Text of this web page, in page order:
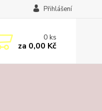
Přihlášení
0ks
za 0,00 Kč